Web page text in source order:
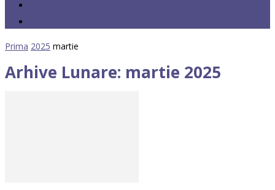
Prima 2025 martie
Arhive Lunare: martie 2025